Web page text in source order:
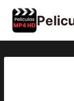
Saltar
contenido